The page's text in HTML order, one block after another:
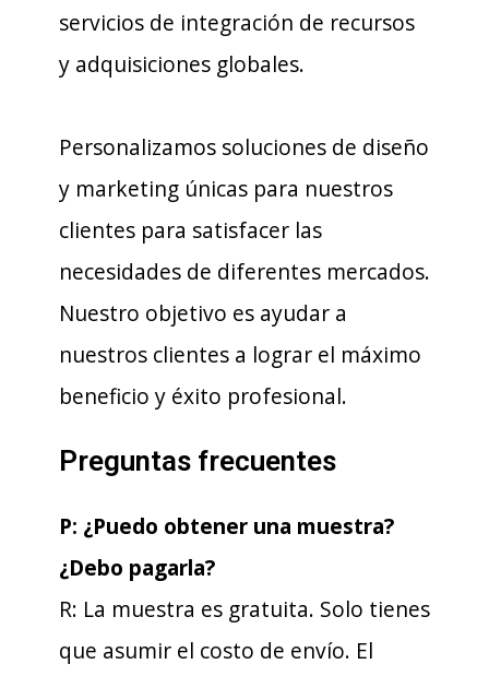
servicios de integración de recursos
y adquisiciones globales.
Personalizamos soluciones de diseño
y marketing únicas para nuestros
clientes para satisfacer las
necesidades de diferentes mercados.
Nuestro objetivo es ayudar a
nuestros clientes a lograr el máximo
beneficio y éxito profesional.
Preguntas frecuentes
P: ¿Puedo obtener una muestra?
¿Debo pagarla?
R: La muestra es gratuita. Solo tienes
que asumir el costo de envío. El